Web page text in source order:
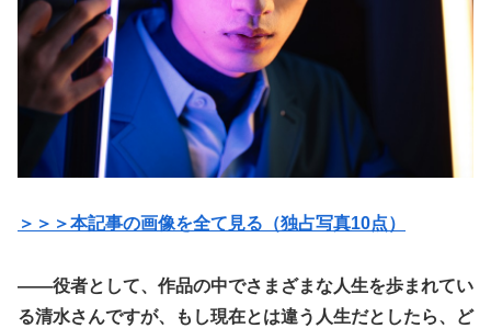
＞＞＞本記事の画像を全て見る（独占写真10点）
――役者として、作品の中でさまざまな人生を歩まれてい
る清水さんですが、もし現在とは違う人生だとしたら、ど